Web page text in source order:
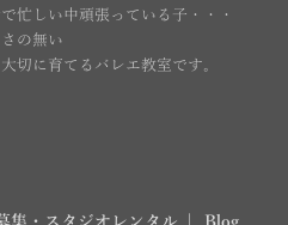
忙しい中頑張っている子・・・
の無い
切に育てるバレエ教室です。